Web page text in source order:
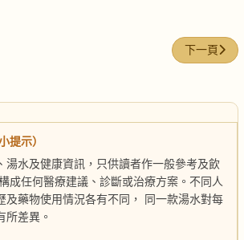
弄乾衣物？ 下一篇文章
下一頁
提示）
湯水及健康資訊，只供讀者作一般參考及飲
成任何醫療建議、診斷或治療方案。不同人
及藥物使用情況各有不同， 同一款湯水對每
所差異。